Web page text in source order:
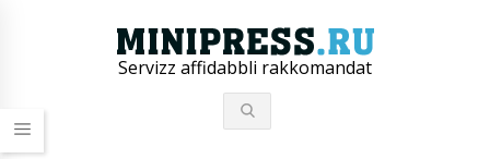
Servizz affidabbli rakkomandat